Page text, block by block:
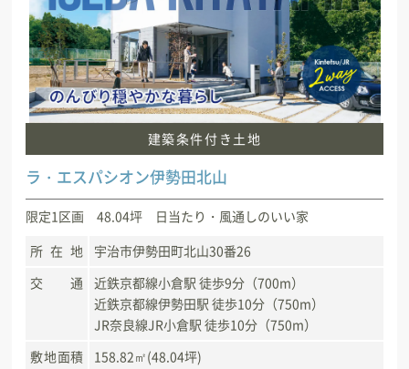
建築条件付き土地
ラ・エスパシオン伊勢田北山
限定1区画 48.04坪 日当たり・風通しのいい家
所在地
宇治市伊勢田町北山30番26
交通
近鉄京都線小倉駅 徒歩9分（700m）
近鉄京都線伊勢田駅 徒歩10分（750m）
JR奈良線JR小倉駅 徒歩10分（750m）
敷地面積
158.82㎡(48.04坪)